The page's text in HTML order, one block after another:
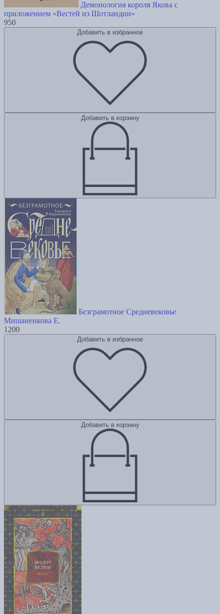
Демонология короля Якова с
приложением «Вестей из Шотландии»
950
Добавить в избранное
Добавить в корзину
Безграмотное Средневековье
Мишаненкова Е.
1200
Добавить в избранное
Добавить в корзину